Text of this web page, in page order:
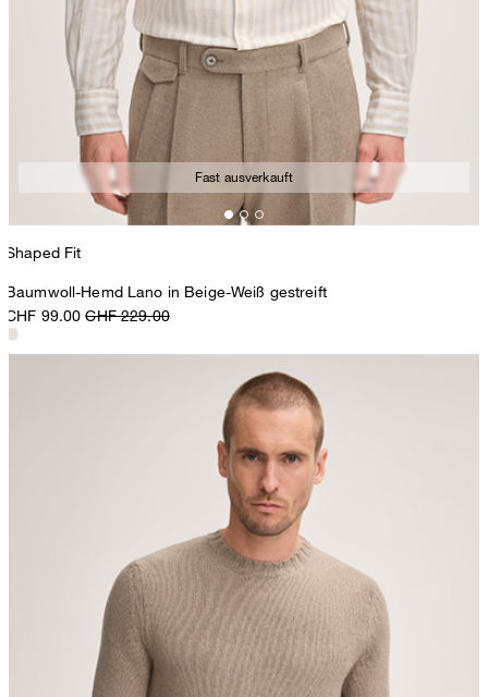
Fast ausverkauft
Shaped Fit
Baumwoll-Hemd Lano in Beige-Weiß gestreift
CHF 99.00 CHF 229.00